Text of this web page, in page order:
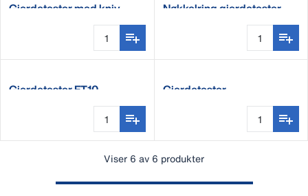
Gjerdetester med kniv Nøkkelring gjerdetester
Gjerdetester FT10 Gjerdetester
Viser 6 av 6 produkter